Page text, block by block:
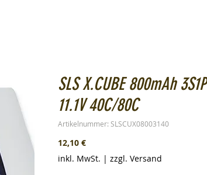
SLS X.CUBE 800mAh 3S1P
11.1V 40C/80C
Artikelnummer: SLSCUX08003140
12,10 €Preis
inkl. MwSt. | zzgl. Versand